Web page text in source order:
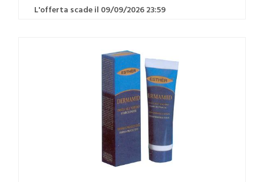
L'offerta scade il 09/09/2026 23:59